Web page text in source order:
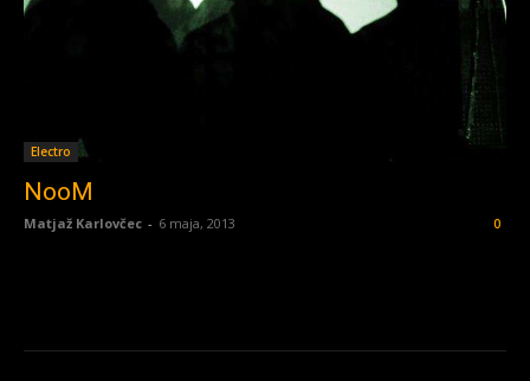
Electro
NooM
Matjaž Karlovčec - 6 maja, 2013 0